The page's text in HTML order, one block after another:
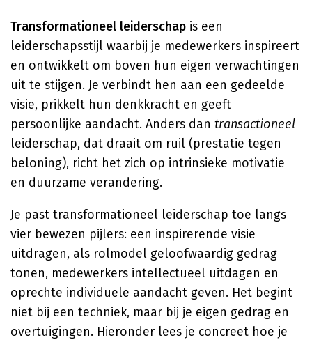
Transformationeel leiderschap is een
leiderschapsstijl waarbij je medewerkers inspireert
en ontwikkelt om boven hun eigen verwachtingen
uit te stijgen. Je verbindt hen aan een gedeelde
visie, prikkelt hun denkkracht en geeft
persoonlijke aandacht. Anders dan transactioneel
leiderschap, dat draait om ruil (prestatie tegen
beloning), richt het zich op intrinsieke motivatie
en duurzame verandering.
Je past transformationeel leiderschap toe langs
vier bewezen pijlers: een inspirerende visie
uitdragen, als rolmodel geloofwaardig gedrag
tonen, medewerkers intellectueel uitdagen en
oprechte individuele aandacht geven. Het begint
niet bij een techniek, maar bij je eigen gedrag en
overtuigingen. Hieronder lees je concreet hoe je